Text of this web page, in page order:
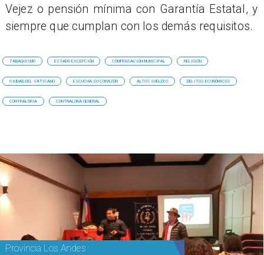
Vejez o pensión mínima con Garantía Estatal, y
siempre que cumplan con los demás requisitos.
TABAQUISMO ESTADO EXCEPCIÓN COMPENSACIÓN MUNICIPAL RELIGIÓN
CIUDAD DEL VATICANO ESCUCHA SU CORAZÓN ALTOS SUELDOS DELITOS ECONÓMICOS
CONTRALORIA CONTRALORA GENERAL
Provincia Los Andes